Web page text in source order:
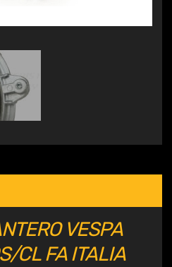
VESPA
CL FA ITALIA